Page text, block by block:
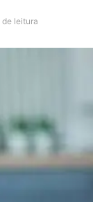
de leitura